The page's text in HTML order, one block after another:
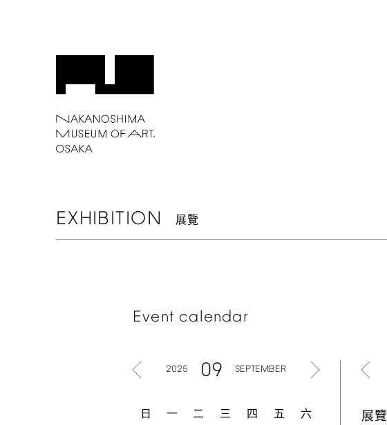
EXHIBITION 展覽
Event calendar
2025 09 SEPTEMBER
日 一 二 三 四 五 六 展覽